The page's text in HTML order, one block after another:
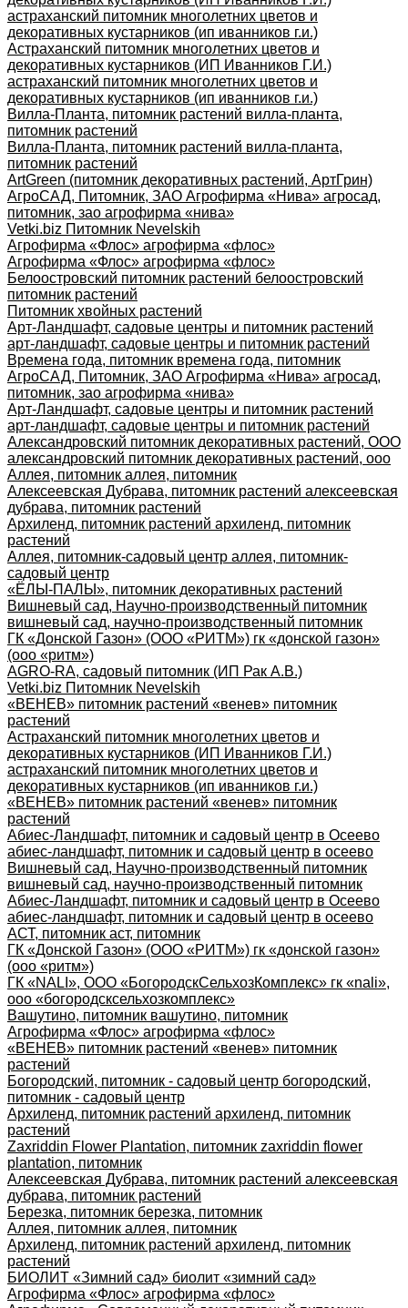
астраханский питомник многолетних цветов и
декоративных кустарников (ип иванников г.и.)
Астраханский питомник многолетних цветов и
декоративных кустарников (ИП Иванников Г.И.)
астраханский питомник многолетних цветов и
декоративных кустарников (ип иванников г.и.)
Вилла-Планта, питомник растений вилла-планта,
питомник растений
Вилла-Планта, питомник растений вилла-планта,
питомник растений
ArtGreen (питомник декоративных растений, АртГрин)
АгроСАД, Питомник, ЗАО Агрофирма «Нива» агросад,
питомник, зао агрофирма «нива»
Vetki.biz Питомник Nevelskih
Агрофирма «Флос» агрофирма «флос»
Агрофирма «Флос» агрофирма «флос»
Белоостровский питомник растений белоостровский
питомник растений
Питомник хвойных растений
Арт-Ландшафт, садовые центры и питомник растений
арт-ландшафт, садовые центры и питомник растений
Времена года, питомник времена года, питомник
АгроСАД, Питомник, ЗАО Агрофирма «Нива» агросад,
питомник, зао агрофирма «нива»
Арт-Ландшафт, садовые центры и питомник растений
арт-ландшафт, садовые центры и питомник растений
Александровский питомник декоративных растений, ООО
александровский питомник декоративных растений, ооо
Аллея, питомник аллея, питомник
Алексеевская Дубрава, питомник растений алексеевская
дубрава, питомник растений
Архиленд, питомник растений архиленд, питомник
растений
Аллея, питомник-садовый центр аллея, питомник-
садовый центр
«ЁЛЫ-ПАЛЫ», питомник декоративных растений
Вишневый сад, Научно-производственный питомник
вишневый сад, научно-производственный питомник
ГК «Донской Газон» (ООО «РИТМ») гк «донской газон»
(ооо «ритм»)
AGRO-RA, садовый питомник (ИП Рак А.В.)
Vetki.biz Питомник Nevelskih
«ВЕНЕВ» питомник растений «венев» питомник
растений
Астраханский питомник многолетних цветов и
декоративных кустарников (ИП Иванников Г.И.)
астраханский питомник многолетних цветов и
декоративных кустарников (ип иванников г.и.)
«ВЕНЕВ» питомник растений «венев» питомник
растений
Абиес-Ландшафт, питомник и садовый центр в Осеево
абиес-ландшафт, питомник и садовый центр в осеево
Вишневый сад, Научно-производственный питомник
вишневый сад, научно-производственный питомник
Абиес-Ландшафт, питомник и садовый центр в Осеево
абиес-ландшафт, питомник и садовый центр в осеево
АСТ, питомник аст, питомник
ГК «Донской Газон» (ООО «РИТМ») гк «донской газон»
(ооо «ритм»)
ГК «NALI», ООО «БогородскСельхозКомплекс» гк «nali»,
ооо «богородсксельхозкомплекс»
Вашутино, питомник вашутино, питомник
Агрофирма «Флос» агрофирма «флос»
«ВЕНЕВ» питомник растений «венев» питомник
растений
Богородский, питомник - садовый центр богородский,
питомник - садовый центр
Архиленд, питомник растений архиленд, питомник
растений
Zaxriddin Flower Plantation, питомник zaxriddin flower
plantation, питомник
Алексеевская Дубрава, питомник растений алексеевская
дубрава, питомник растений
Березка, питомник березка, питомник
Аллея, питомник аллея, питомник
Архиленд, питомник растений архиленд, питомник
растений
БИОЛИТ «Зимний сад» биолит «зимний сад»
Агрофирма «Флос» агрофирма «флос»